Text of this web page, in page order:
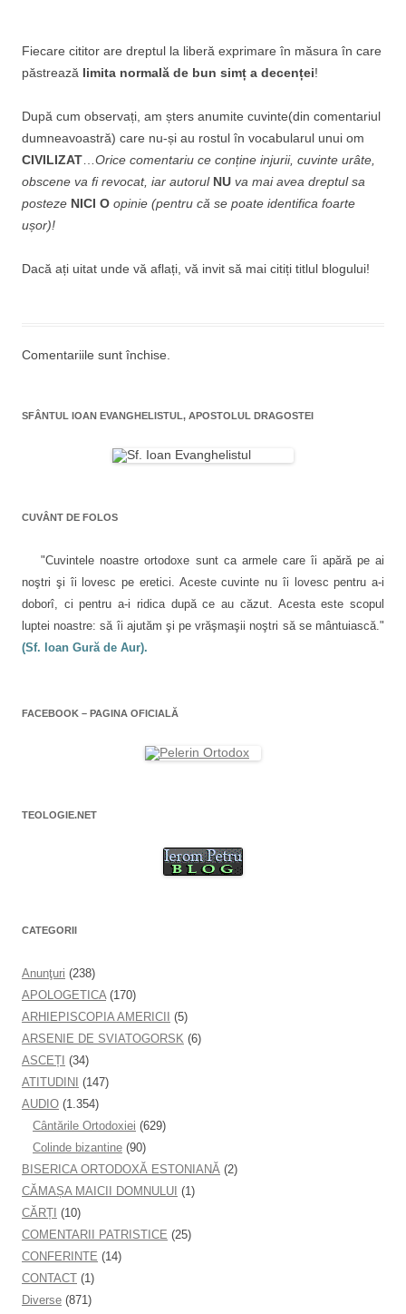
Fiecare cititor are dreptul la liberă exprimare în măsura în care
păstrează limita normală de bun simț a decenței!
După cum observați, am șters anumite cuvinte(din comentariul
dumneavoastră) care nu-și au rostul în vocabularul unui om
CIVILIZAT
Orice comentariu ce conține injurii, cuvinte urâte,
obscene va fi revocat, iar autorul NU va mai avea dreptul sa
posteze NICI O opinie (pentru că se poate identifica foarte
ușor)!
Dacă ați uitat unde vă aflați, vă invit să mai citiți titlul blogului!
Comentariile sunt închise.
SFÂNTUL IOAN EVANGHELISTUL, APOSTOLUL DRAGOSTEI
CUVÂNT DE FOLOS
"Cuvintele noastre ortodoxe sunt ca armele care îi apără pe ai
noştri şi îi lovesc pe eretici. Aceste cuvinte nu îi lovesc pentru a-i
doborî, ci pentru a-i ridica după ce au căzut. Acesta este scopul
luptei noastre: să îi ajutăm şi pe vrăşmaşii noştri să se mântuiască."
(Sf. Ioan Gură de Aur).
FACEBOOK – PAGINA OFICIALĂ
TEOLOGIE.NET
CATEGORII
Anunţuri (238)
APOLOGETICA(170)
ARHIEPISCOPIA AMERICII
(5)
ARSENIE DE SVIATOGORSK (6)
ASCEȚI (34)
ATITUDINI (147)
AUDIO (1.354)
Cântările Ortodoxiei (629)
Colinde bizantine (90)
BISERICA ORTODOXĂ ESTONIANĂ (2)
CĂMAȘA MAICII DOMNULUI (1)
CĂRȚI (10)
COMENTARII PATRISTICE (25)
CONFERINTE (14)
CONTACT (1)
Diverse (871)